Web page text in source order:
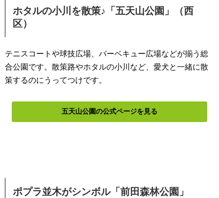
ホタルの小川を散策♪「五天山公園」（西
区）
テニスコートや球技広場、バーベキュー広場などが揃う総
合公園です。散策路やホタルの小川など、愛犬と一緒に散
策するのにうってつけです。
五天山公園の公式ページを見る
ポプラ並木がシンボル「前田森林公園」